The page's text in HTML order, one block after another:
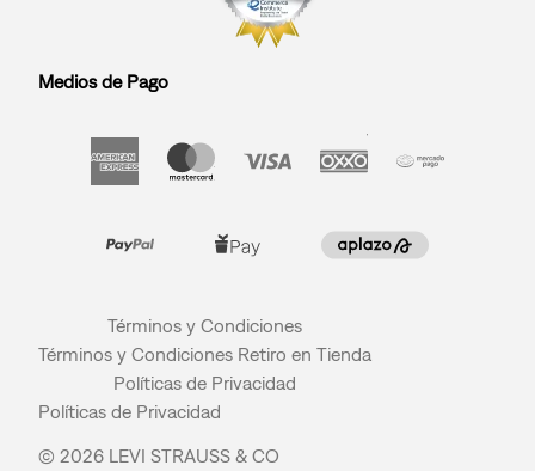
Medios de Pago
Términos y Condiciones
Términos y Condiciones Retiro en Tienda
Políticas de Privacidad
Políticas de Privacidad
© 2026 LEVI STRAUSS & CO